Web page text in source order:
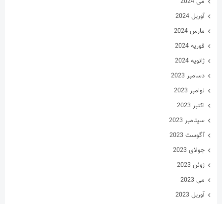
آوریل 2024
مارس 2024
فوریه 2024
ژانویه 2024
دسامبر 2023
نوامبر 2023
اکتبر 2023
سپتامبر 2023
آگوست 2023
جولای 2023
ژوئن 2023
می 2023
آوریل 2023